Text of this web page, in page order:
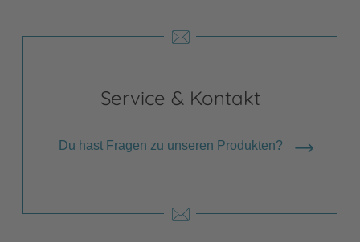
Service & Kontakt
Du hast Fragen zu unseren Produkten?